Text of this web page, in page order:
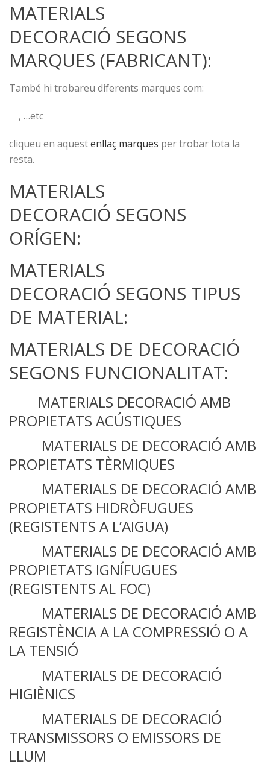
MATERIALS
DECORACIÓ SEGONS
MARQUES (FABRICANT):
També hi trobareu diferents marques com:
, …etc
cliqueu en aquestenllaç marques per trobar tota la
resta.
MATERIALS
DECORACIÓ SEGONS
ORÍGEN:
MATERIALS
DECORACIÓ SEGONS TIPUS
DE MATERIAL:
MATERIALS DE DECORACIÓ
SEGONS FUNCIONALITAT:
MATERIALS DECORACIÓ AMB
PROPIETATS ACÚSTIQUES
MATERIALS DE DECORACIÓ AMB
PROPIETATS TÈRMIQUES
MATERIALS DE DECORACIÓ AMB
PROPIETATS HIDRÒFUGUES
(REGISTENTS A L’AIGUA)
MATERIALS DE DECORACIÓ AMB
PROPIETATS IGNÍFUGUES
(REGISTENTS AL FOC)
MATERIALS DE DECORACIÓ AMB
REGISTÈNCIA A LA COMPRESSIÓ O A
LA TENSIÓ
MATERIALS DE DECORACIÓ
HIGIÈNICS
MATERIALS DE DECORACIÓ
TRANSMISSORS O EMISSORS DE
LLUM